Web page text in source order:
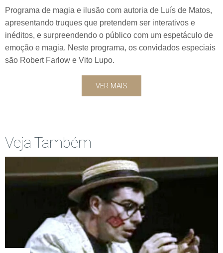
Programa de magia e ilusão com autoria de Luís de Matos,
apresentando truques que pretendem ser interativos e
inéditos, e surpreendendo o público com um espetáculo de
emoção e magia. Neste programa, os convidados especiais
são Robert Farlow e Vito Lupo.
VER MAIS
Veja Também